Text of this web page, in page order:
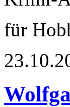
für